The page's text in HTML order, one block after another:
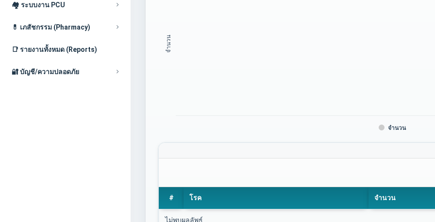
🏘️ ระบบงาน PCU
💊 เภสัชกรรม (Pharmacy)
📑 รายงานทั้งหมด (Reports)
🔐 บัญชี/ความปลอดภัย
จำนวน
จำนวน
# โรค จำนวน
ไม่พบผลลัพธ์